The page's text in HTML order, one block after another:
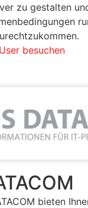
zu gestalten
besuchen
bieten